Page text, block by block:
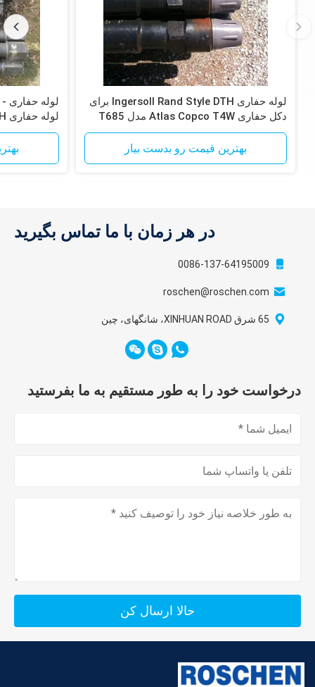
لوله حفاری Ingersoll Rand Style DTH برای
دکل حفاری Atlas Copco T4W مدل T685
بهترین قیمت رو بدست بیار
لوله حفاری DTH
در هر زمان با ما تماس بگیرید
0086-137-64195009
roschen@roschen.com
65 شرق XINHUAN ROAD، شانگهای، چین
درخواست خود را به طور مستقیم به ما بفرستید
حالا ارسال کن